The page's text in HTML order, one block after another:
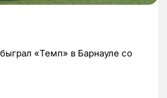
«Темп» в Барнауле со